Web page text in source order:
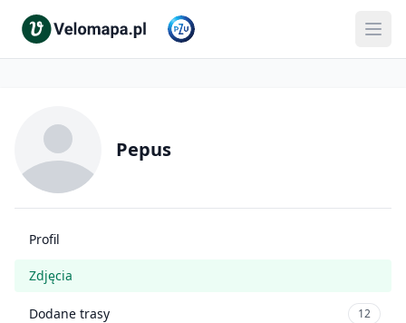
Pepus
Profil
Zdjęcia
Dodane trasy 12